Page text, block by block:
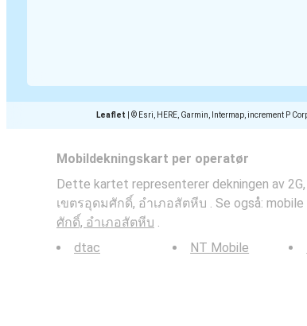
Leaflet © Esri, HERE, Garmin, Intermap, increment P
Mobildekningskart per operatør
Dette kartet representerer dekningen av
เขตรอุดมศักดิ์, อำเภอสัตหีบ . Se også: mobile
ศักดิ์, อำเภอสัตหีบ .
dtac
NT Mobile